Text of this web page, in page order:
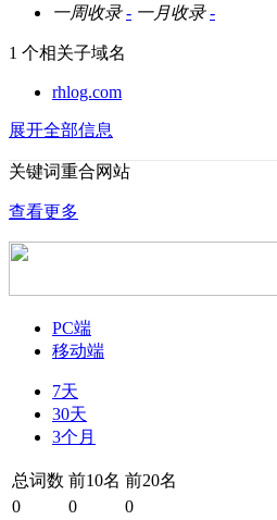
一周收录 - 一月收录 -
1 个相关子域名
rhlog.com
展开全部信息
关键词重合网站
查看更多
PC端
移动端
7天
30天
3个月
总词数 前10名 前20名
0
0
0